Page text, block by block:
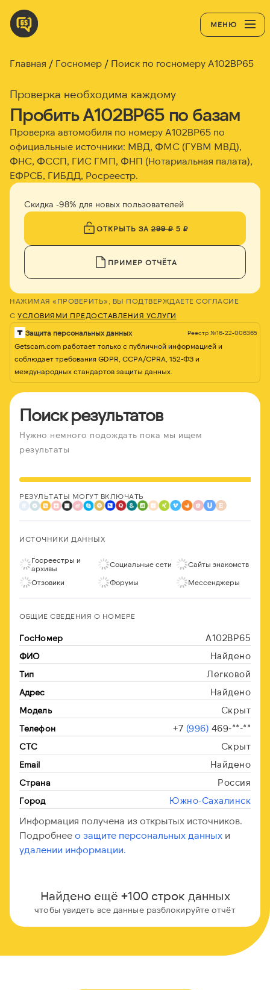
МЕНЮ
Главная Госномер Поиск по госномеру А102ВР65
Проверка необходима каждому
Пробить А102ВР65 по базам
Проверка автомобиля по номеру А102ВР65 по
официальные источники: МВД, ФМС (ГУВМ МВД),
ФНС, ФССП, ГИС ГМП, ФНП (Нотариальная палата),
ЕФРСБ, ГИБДД, Росреестр.
Скидка -98% для новых пользователей
ОТКРЫТЬ ЗА299 ₽5 ₽
ПРИМЕР ОТЧЁТА
НАЖИМАЯ «ПРОВЕРИТЬ», ВЫ ПОДТВЕРЖДАЕТЕ СОГЛАСИЕ
С УСЛОВИЯМИ ПРЕДОСТАВЛЕНИЯ УСЛУГИ
Защита персональных данных Реестр №16-22-006365
Getscam.com работает только с публичной информацией и
соблюдает требования GDPR, CCPA/CPRA, 152-ФЗ и
международных стандартов защиты данных.
Поиск результатов
Нужно немного подождать пока мы ищем
результаты
РЕЗУЛЬТАТЫ МОГУТ ВКЛЮЧАТЬ
ИСТОЧНИКИ ДАННЫХ
Госреестры и
архивы
Социальные сети Сайты знакомств
Отзовики Форумы Мессенджеры
ОБЩИЕ СВЕДЕНИЯ О НОМЕРЕ
ГосНомер А102ВР65
ФИО Найдено
Тип Легковой
Адрес Найдено
Модель Скрыт
Телефон +7 (996) 469-**-**
СТС Скрыт
Email Найдено
Страна Россия
Город Южно-Сахалинск
Информация получена из открытых источников.
Подробнее о защите персональных данных и
удалении информации.
Найдено ещё +100 строк данных
чтобы увидеть все данные разблокируйте отчёт